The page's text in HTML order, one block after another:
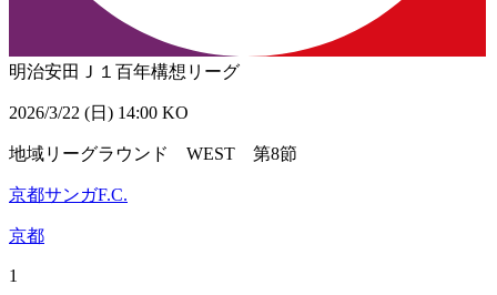
明治安田Ｊ１百年構想リーグ
2026/3/22 (日) 14:00 KO
地域リーグラウンド WEST 第8節
京都サンガF.C.
京都
1